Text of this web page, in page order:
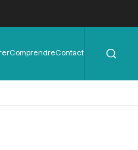
ComprendreContact